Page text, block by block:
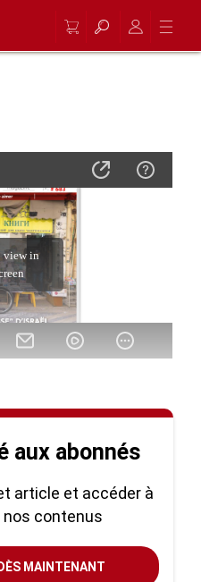
aux abonnés
article et accéder à
nos contenus
MAINTENANT